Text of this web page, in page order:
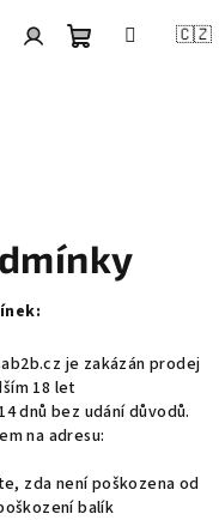
🇨🇿
je zakázán prodej
18 let
dnů bez udání důvodů.
na adresu:
zda není poškozena od
balík